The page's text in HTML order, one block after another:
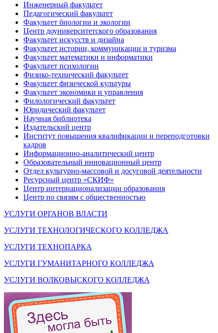
Инженерный факультет
Педагогический факультет
Факультет биологии и экологии
Центр доуниверситетского образования
Факультет искусств и дизайна
Факультет истории, коммуникации и туризма
Факультет математики и информатики
Факультет психологии
Физико-технический факультет
Факультет физической культуры
Факультет экономики и управления
Филологический факультет
Юридический факультет
Научная библиотека
Издательский центр
Институт повышения квалификации и переподготовки
кадров
Информационно-аналитический центр
Образовательный инновационный центр
Отдел культурно-массовой и досуговой деятельности
Ресурсный центр «СКИФ»
Центр интернационализации образования
Центр по связям с общественностью
УСЛУГИ ОРГАНОВ ВЛАСТИ
УСЛУГИ ТЕХНОЛОГИЧЕСКОГО КОЛЛЕДЖА
УСЛУГИ ТЕХНОПАРКА
УСЛУГИ ГУМАНИТАРНОГО КОЛЛЕДЖА
УСЛУГИ ВОЛКОВЫСКОГО КОЛЛЕДЖА